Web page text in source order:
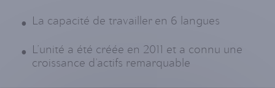
La capacité de travailler en 6 langues
L’unité a été créée en 2011 et a connu une
croissance d’actifs remarquable